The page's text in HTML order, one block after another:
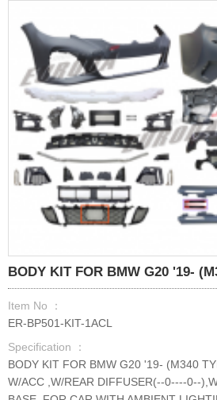
BODY KIT FOR BMW G20 '19-
Item No ：
ER-BP501-KIT-1ACL
Specification ：
BODY KIT FOR BMW G20 '19- (M340
W/ACC ,W/REAR DIFFUSER(--0----0--